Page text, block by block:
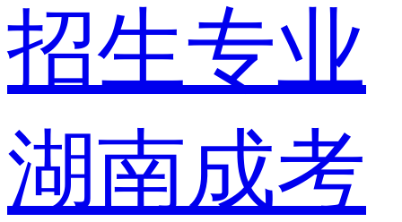
招生专业
湖南成考